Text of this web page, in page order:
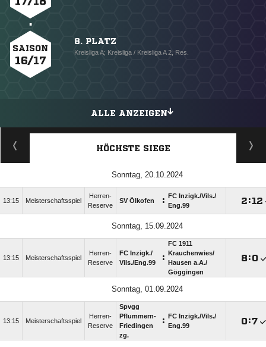
SAISON
16/17
8. PLATZ
Kreisliga A; Kreisliga / Kreisliga A 2, Res.
ALLE ANZEIGEN
HÖCHSTE SIEGE
Sonntag, 20.10.2024
13:15 Meisterschaftsspiel
Herren-
Reserve
SV Ölkofen :
FC Inzigk./​Vils./​
Eng.99
:
Sonntag, 15.09.2024
13:15 Meisterschaftsspiel
Herren-
Reserve
FC Inzigk./​
Vils./​Eng.99
:
FC 1911
Krauchenwies/​
Hausen a.A./​
Göggingen
:
Sonntag, 01.09.2024
13:15 Meisterschaftsspiel
Herren-
Reserve
Spvgg
Pflummern-
Friedingen
zg.
:
FC Inzigk./​Vils./​
Eng.99
: